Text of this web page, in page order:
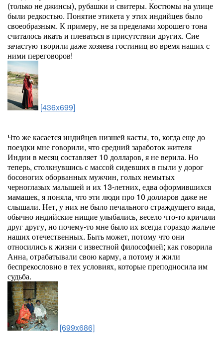
(только не джинсы), рубашки и свитеры. Костюмы на улице
были редкостью. Понятие этикета у этих индийцев было
своеобразным. К примеру, не за пределами хорошего тона
считалось икать и плеваться в присутствии других. Сие
зачастую творили даже хозяева гостиниц во время наших с
ними переговоров!
[436x699]
Что же касается индийцев низшей касты, то, когда еще до
поездки мне говорили, что средний заработок жителя
Индии в месяц составляет 10 долларов, я не верила. Но
теперь, столкнувшись с массой сидевших в пыли у дорог
босоногих оборванных мужчин, голых немытых
черноглазых малышей и их 13-летних, едва оформившихся
мамашек, я поняла, что эти люди про 10 долларов даже не
слышали. Нет, у них не было печального страждущего вида,
обычно индийские нищие улыбались, весело что-то кричали
друг другу, но почему-то мне было их всегда гораздо жальче
наших отечественных. Быть может, потому что они
относились к жизни с известной философией; как говорила
Анна, отрабатывали свою карму, а потому и жили
беспрекословно в тех условиях, которые преподносила им
судьба.
[699x686]